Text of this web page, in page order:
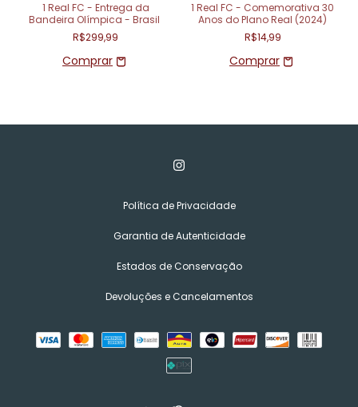
1 Real FC - Entrega da
Bandeira Olímpica - Brasil
R$299,99
1 Real FC - Comemorativa 30
Anos do Plano Real (2024)
R$14,99
Política de Privacidade
Garantia de Autenticidade
Estados de Conservação
Devoluções e Cancelamentos